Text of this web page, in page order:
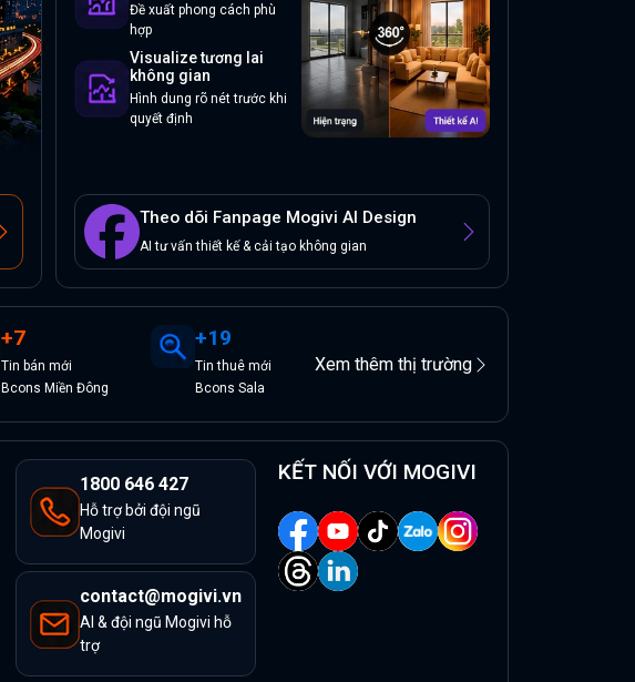
Đề xuất phong cách phù
hợp
Visualize tương lai
không gian
Hình dung rõ nét trước khi
quyết định
Theo dõi Fanpage Mogivi AI Design
AI tư vấn thiết kế & cải tạo không gian
+7
Tin bán mới
Bcons Miền Đông
+19
Tinthuê mới
Bcons Sala
Xem thêm thị trường
1800 646 427
Hỗ trợ bởi đội ngũ
Mogivi
contact@mogivi.vn
AI & đội ngũ Mogivi hỗ
trợ
KẾT NỐI VỚI MOGIVI